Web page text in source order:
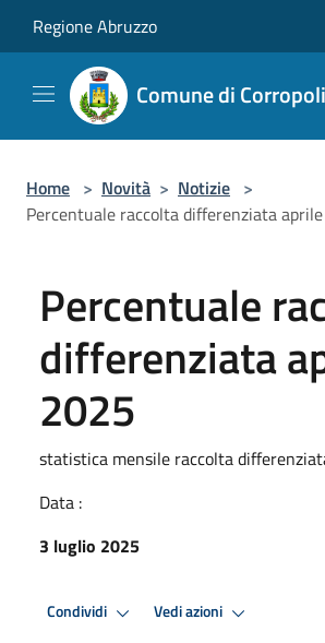
Regione Abruzzo
Comune di Corropoli
Home > Novità > Notizie >
Percentuale raccolta differenziata
Percentuale
differenziata
2025
statistica mensile raccolta
Data :
3 luglio 2025
Condividi Vedi azioni